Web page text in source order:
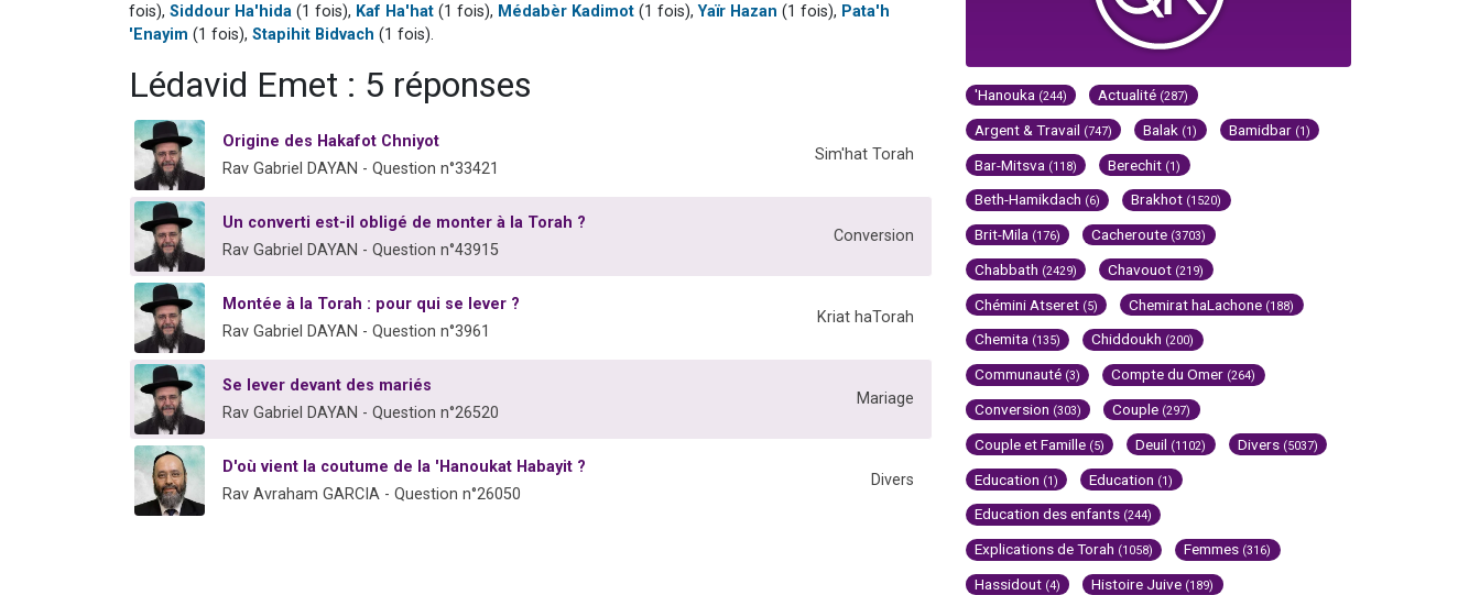
fois), Siddour Ha'hida (1 fois), Kaf Ha'hat (1 fois), Médabèr Kadimot (1 fois),Yaïr Hazan (1 fois), Pata'h
'Enayim (1 fois), Stapihit Bidvach (1 fois).
Lédavid Emet : 5 réponses
Origine des Hakafot Chniyot
Rav Gabriel DAYAN - Question n°33421
Sim'hat Torah
Un converti est-il obligé de monter à la Torah ?
Rav Gabriel DAYAN - Question n°43915
Conversion
Montée à la Torah : pour qui se lever ?
Rav Gabriel DAYAN - Question n°3961
Kriat haTorah
Se lever devant des mariés
Rav Gabriel DAYAN - Question n°26520
Mariage
D'où vient la coutume de la 'Hanoukat Habayit ?
Rav Avraham GARCIA - Question n°26050
Divers
'Hanouka (244) Actualité (287)
Argent & Travail (747) Balak (1) Bamidbar (1)
Bar-Mitsva (118) Berechit (1)
Beth-Hamikdach (6) Brakhot (1520)
Brit-Mila (176) Cacheroute (3703)
Chabbath (2429) Chavouot (219)
Chémini Atseret (5) Chemirat haLachone (188)
Chemita (135) Chiddoukh (200)
Communauté (3) Compte du Omer (264)
Conversion (303) Couple (297)
Couple et Famille (5) Deuil (1102) Divers (5037)
Education (1) Education (1)
Education des enfants (244)
Explications de Torah (1058) Femmes (316)
Hassidout (4) Histoire Juive (189)